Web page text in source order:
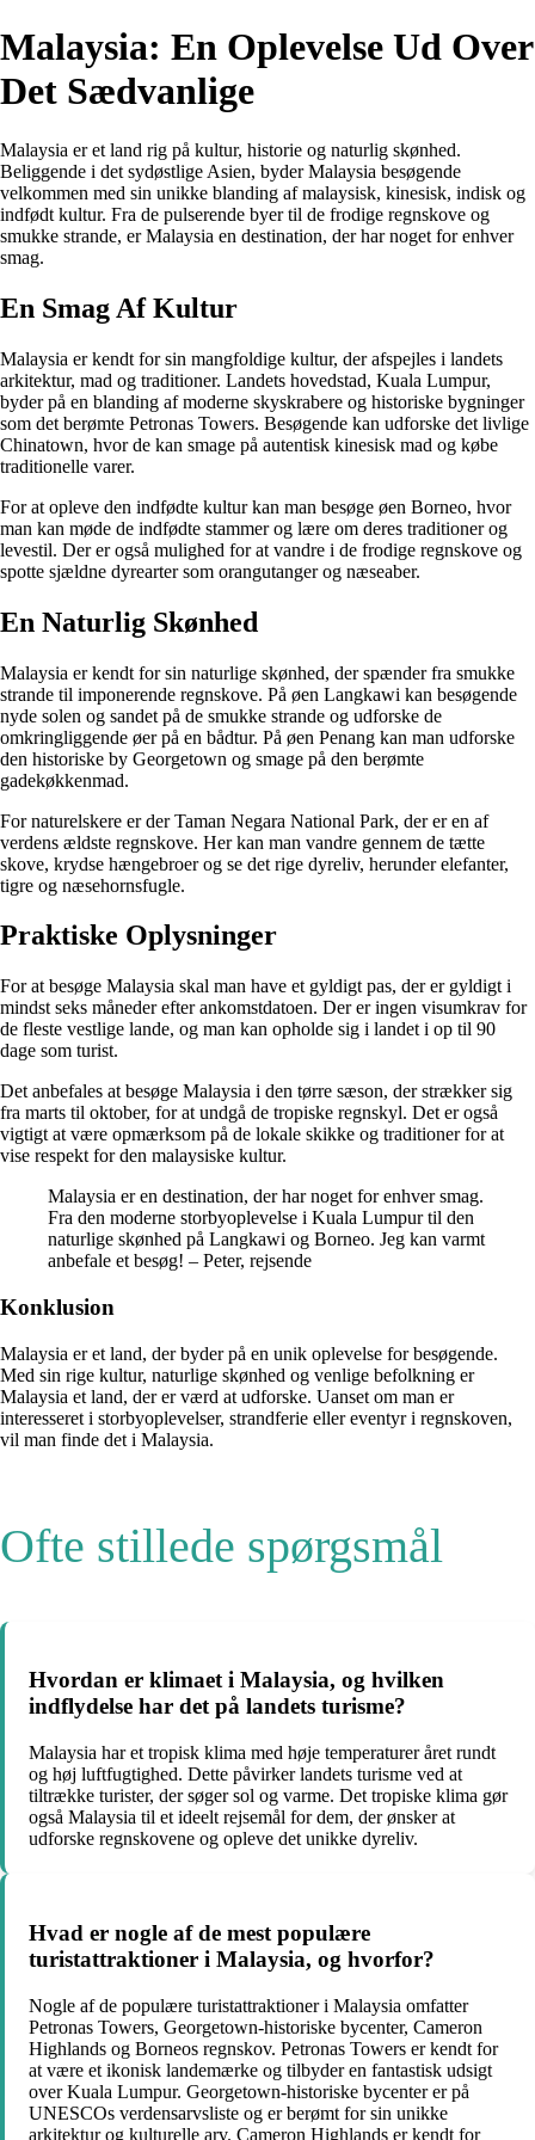
Malaysia: En Oplevelse Ud Over
Det Sædvanlige
Malaysia er et land rig på kultur, historie og naturlig skønhed.
Beliggende i det sydøstlige Asien, byder Malaysia besøgende
velkommen med sin unikke blanding af malaysisk, kinesisk, indisk og
indfødt kultur. Fra de pulserende byer til de frodige regnskove og
smukke strande, er Malaysia en destination, der har noget for enhver
smag.
En Smag Af Kultur
Malaysia er kendt for sin mangfoldige kultur, der afspejles i landets
arkitektur, mad og traditioner. Landets hovedstad, Kuala Lumpur,
byder på en blanding af moderne skyskrabere og historiske bygninger
som det berømte Petronas Towers. Besøgende kan udforske det livlige
Chinatown, hvor de kan smage på autentisk kinesisk mad og købe
traditionelle varer.
For at opleve den indfødte kultur kan man besøge øen Borneo, hvor
man kan møde de indfødte stammer og lære om deres traditioner og
levestil. Der er også mulighed for at vandre i de frodige regnskove og
spotte sjældne dyrearter som orangutanger og næseaber.
En Naturlig Skønhed
Malaysia er kendt for sin naturlige skønhed, der spænder fra smukke
strande til imponerende regnskove. På øen Langkawi kan besøgende
nyde solen og sandet på de smukke strande og udforske de
omkringliggende øer på en bådtur. På øen Penang kan man udforske
den historiske by Georgetown og smage på den berømte
gadekøkkenmad.
For naturelskere er der Taman Negara National Park, der er en af
verdens ældste regnskove. Her kan man vandre gennem de tætte
skove, krydse hængebroer og se det rige dyreliv, herunder elefanter,
tigre og næsehornsfugle.
Praktiske Oplysninger
For at besøge Malaysia skal man have et gyldigt pas, der er gyldigt i
mindst seks måneder efter ankomstdatoen. Der er ingen visumkrav for
de fleste vestlige lande, og man kan opholde sig i landet i op til 90
dage som turist.
Det anbefales at besøge Malaysia i den tørre sæson, der strækker sig
fra marts til oktober, for at undgå de tropiske regnskyl. Det er også
vigtigt at være opmærksom på de lokale skikke og traditioner for at
vise respekt for den malaysiske kultur.
Malaysia er en destination, der har noget for enhver smag.
Fra den moderne storbyoplevelse i Kuala Lumpur til den
naturlige skønhed på Langkawi og Borneo. Jeg kan varmt
anbefale et besøg! – Peter, rejsende
Konklusion
Malaysia er et land, der byder på en unik oplevelse for besøgende.
Med sin rige kultur, naturlige skønhed og venlige befolkning er
Malaysia et land, der er værd at udforske. Uanset om man er
interesseret i storbyoplevelser, strandferie eller eventyr i regnskoven,
vil man finde det i Malaysia.
Ofte stillede spørgsmål
Hvordan er klimaet i Malaysia, og hvilken
indflydelse har det på landets turisme?
Malaysia har et tropisk klima med høje temperaturer året rundt
og høj luftfugtighed. Dette påvirker landets turisme ved at
tiltrække turister, der søger sol og varme. Det tropiske klima gør
også Malaysia til et ideelt rejsemål for dem, der ønsker at
udforske regnskovene og opleve det unikke dyreliv.
Hvad er nogle af de mest populære
turistattraktioner i Malaysia, og hvorfor?
Nogle af de populære turistattraktioner i Malaysia omfatter
Petronas Towers, Georgetown-historiske bycenter, Cameron
Highlands og Borneos regnskov. Petronas Towers er kendt for
at være et ikonisk landemærke og tilbyder en fantastisk udsigt
over Kuala Lumpur. Georgetown-historiske bycenter er på
UNESCOs verdensarvsliste og er berømt for sin unikke
arkitektur og kulturelle arv. Cameron Highlands er kendt for